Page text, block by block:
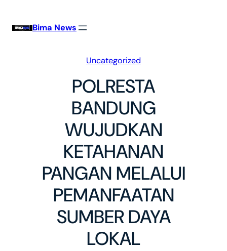
Bima News
Uncategorized
POLRESTA
BANDUNG
WUJUDKAN
KETAHANAN
PANGAN MELALUI
PEMANFAATAN
SUMBER DAYA
LOKAL